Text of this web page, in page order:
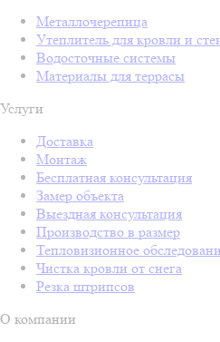
Металлочерепица
Утеплитель для кровли и
Водосточные системы
Материалы для террасы
Услуги
Доставка
Монтаж
Бесплатная консультация
Замер объекта
Выездная консультация
Производство в размер
Тепловизионное
Чистка кровли от снега
Резка штрипсов
О компании